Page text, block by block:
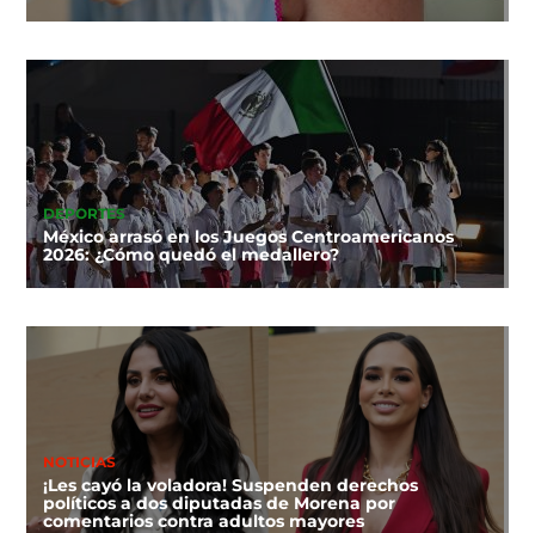
DEPORTES
México arrasó en los Juegos Centroamericanos
2026: ¿Cómo quedó el medallero?
NOTICIAS
¡Les cayó la voladora! Suspenden derechos
políticos a dos diputadas de Morena por
comentarios contra adultos mayores